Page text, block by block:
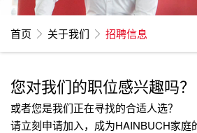
首页 关于我们 招聘信息
您对我们的职位感兴趣吗？
或者您是我们正在寻找的合适人选？
请立刻申请加入，成为HAINBUCH家庭